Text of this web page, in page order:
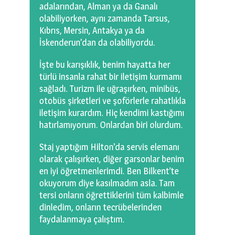
adalarından, Alman ya da Ganalı
olabiliyorken, aynı zamanda Tarsus,
Kıbrıs, Mersin, Antakya ya da
İskenderun’dan da olabiliyordu.
İşte bu karışıklık, benim hayatta her
türlü insanla rahat bir iletişim kurmamı
sağladı. Turizm ile uğraşırken, minibüs,
otobüs şirketleri ve şoförlerle rahatlıkla
iletişim kurardım. Hiç kendimi kastığımı
hatırlamıyorum. Onlardan biri olurdum.
Staj yaptığım Hilton’da servis elemanı
olarak çalışırken, diğer garsonlar benim
en iyi öğretmenlerimdi. Ben Bilkent’te
okuyorum diye kasılmadım asla. Tam
tersi onların öğrettiklerini tüm kalbimle
dinledim, onların tecrübelerinden
faydalanmaya çalıştım.